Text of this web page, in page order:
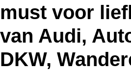
must voor
van Audi,
DKW,